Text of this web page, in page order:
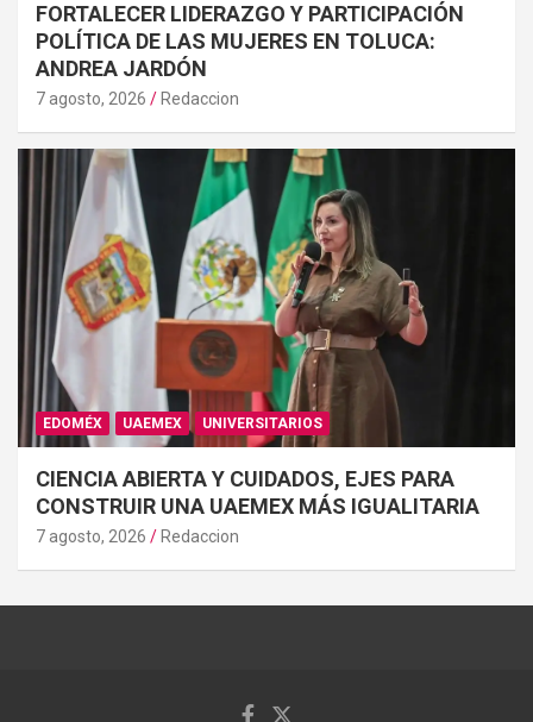
FORTALECER LIDERAZGO Y PARTICIPACIÓN
POLÍTICA DE LAS MUJERES EN TOLUCA:
ANDREA JARDÓN
7 agosto, 2026 Redaccion
EDOMÉX UAEMEX UNIVERSITARIOS
CIENCIA ABIERTA Y CUIDADOS, EJES PARA
CONSTRUIR UNA UAEMEX MÁS IGUALITARIA
7 agosto, 2026 Redaccion